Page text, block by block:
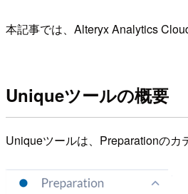
本記事では、Alteryx Analytics
Uniqueツールの概要
Uniqueツールは、Preparationのカ